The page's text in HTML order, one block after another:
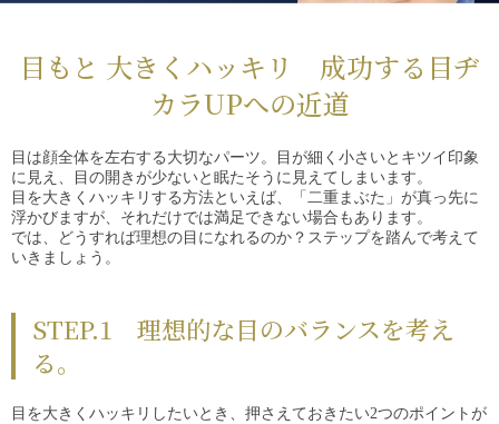
目もと 大きくハッキリ 成功する目ヂ
カラUPへの近道
目は顔全体を左右する大切なパーツ。目が細く小さいとキツイ印象
に見え、目の開きが少ないと眠たそうに見えてしまいます。
目を大きくハッキリする方法といえば、「二重まぶた」が真っ先に
浮かびますが、それだけでは満足できない場合もあります。
では、どうすれば理想の目になれるのか？ステップを踏んで考えて
いきましょう。
STEP.1 理想的な目のバランスを考え
る。
目を大きくハッキリしたいとき、押さえておきたい2つのポイントが